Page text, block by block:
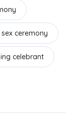
ceremony
celebrant